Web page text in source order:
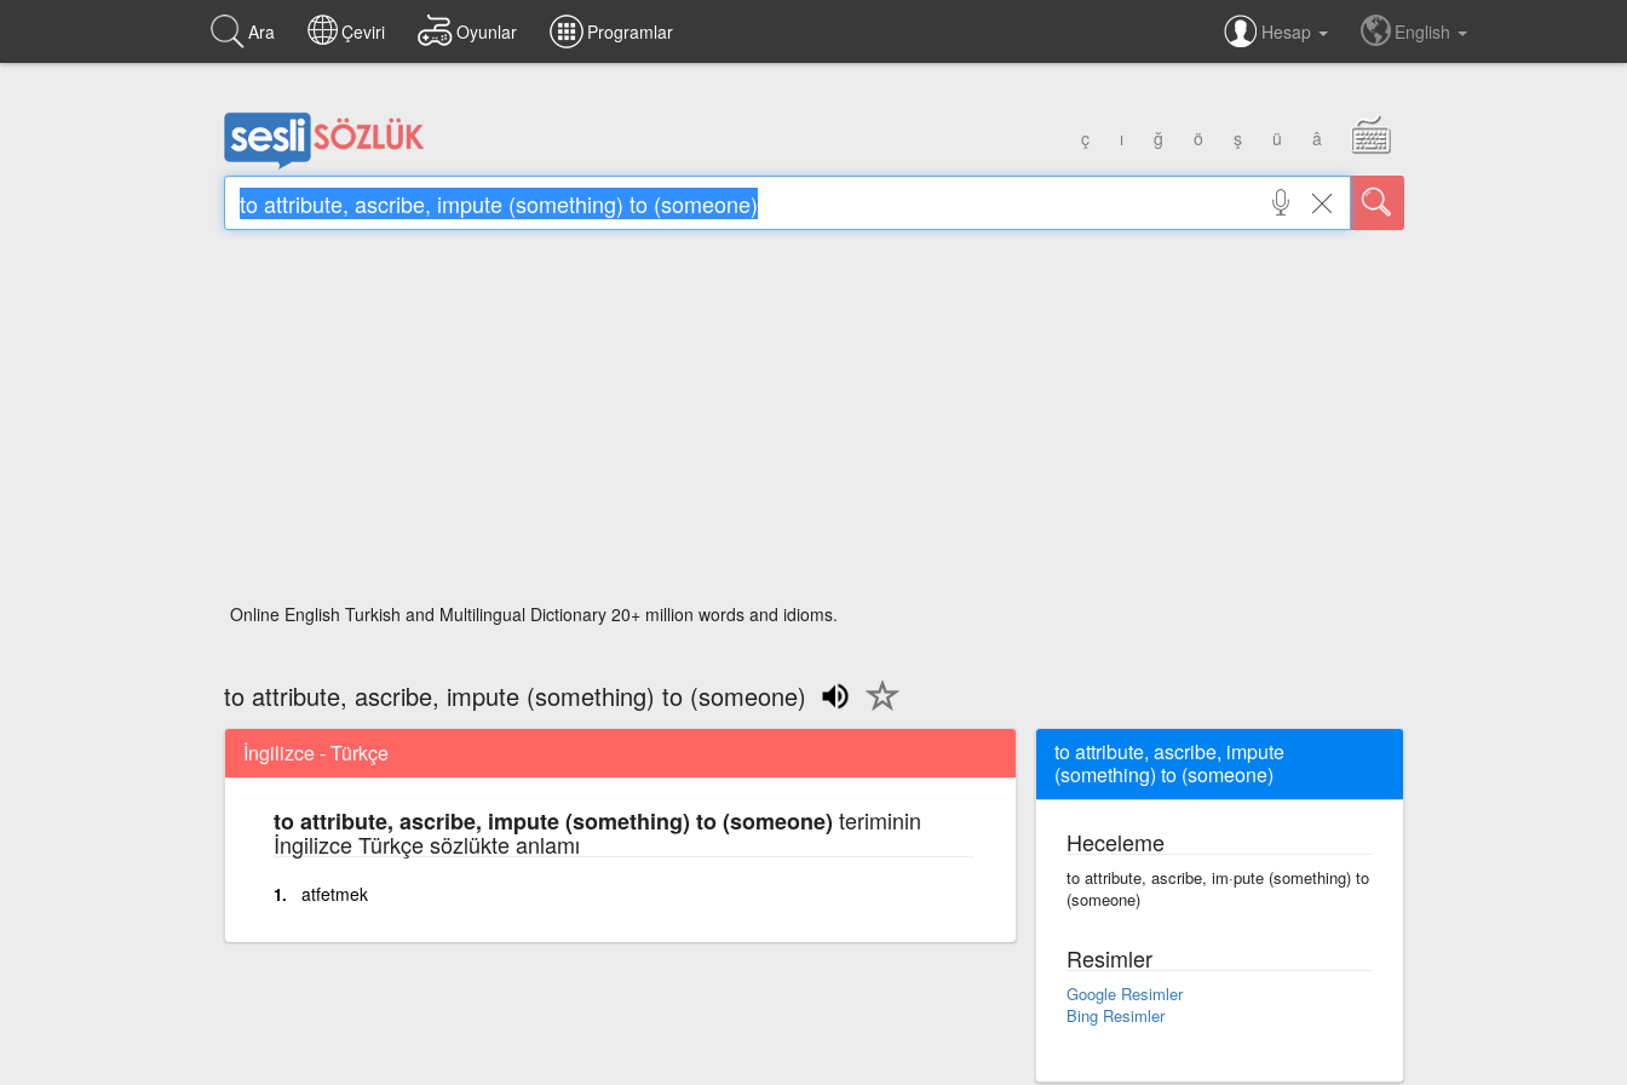
Ara Çeviri Oyunlar Programlar Hesap English
ç ı ğ ö ş ü â
Online English Turkish and Multilingual Dictionary 20+ million words and idioms.
to attribute, ascribe, impute (something) to (someone)
İngilizce - Türkçe
to attribute, ascribe, impute (something) to (someone) teriminin
İngilizce Türkçe sözlükte anlamı
atfetmek
to attribute, ascribe, impute
(something) to (someone)
Heceleme
to attribute, ascribe, im·pute (something) to
(someone)
Resimler
Google Resimler
Bing Resimler